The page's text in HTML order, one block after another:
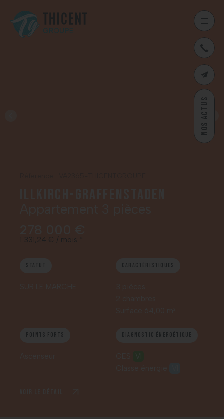
NOS ACTUS
1 331,24 € / mois *
Statut Caractéristiques
Points forts Diagnostic énergétique